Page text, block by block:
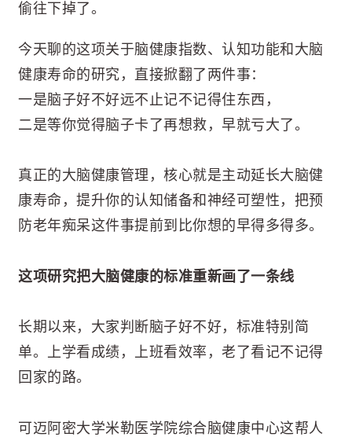
偷往下掉了。
今天聊的这项关于脑健康指数、认知功能和大脑
健康寿命的研究，直接掀翻了两件事：
一是脑子好不好远不止记不记得住东西，
二是等你觉得脑子卡了再想救，早就亏大了。
真正的大脑健康管理，核心就是主动延长大脑健
康寿命，提升你的认知储备和神经可塑性，把预
防老年痴呆这件事提前到比你想的早得多得多。
这项研究把大脑健康的标准重新画了一条线
长期以来，大家判断脑子好不好，标准特别简
单。上学看成绩，上班看效率，老了看记不记得
回家的路。
可迈阿密大学米勒医学院综合脑健康中心这帮人